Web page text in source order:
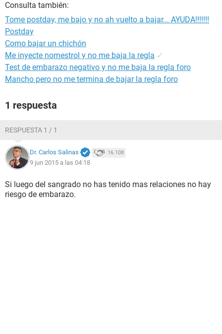
Consulta también:
Tome postday, me bajo y no ah vuelto a bajar... AYUDA!!!!!!!
Postday
Como bajar un chichón
Me inyecte nomestrol y no me baja la regla ✓
Test de embarazo negativo y no me baja la regla foro
Mancho pero no me termina de bajar la regla foro
1 respuesta
RESPUESTA 1 / 1
Dr. Carlos Salinas 16.108
9 jun 2015 a las 04:18
Si luego del sangrado no has tenido mas relaciones no hay
riesgo de embarazo.